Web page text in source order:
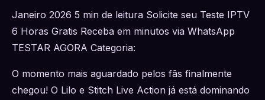
Janeiro 2026 5 min de leitura Solicite seu Teste IPTV
6 Horas Gratis Receba em minutos via WhatsApp
TESTAR AGORA Categoria:
O momento mais aguardado pelos fãs finalmente
chegou! O Lilo e Stitch Live Action já está dominando